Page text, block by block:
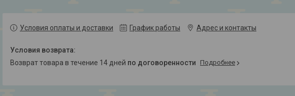
Условия оплаты и доставки График работы Адрес и контакты
возврат товара в течение 14 дней по договоренности Подробнее